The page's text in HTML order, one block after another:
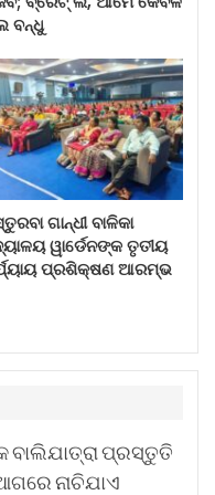
ସୈନୀକ
ଡେଟିଂ…
କ୍ଷୟକ୍ଷତି…
ମୂଳମନ୍ତ୍ର ପ୍ରଦାନ
ବରିଷ୍ଠ ନାଗରିକ
ଜୀବନ ବୀମା, ସ୍ଵାସ୍ଥ୍ୟ
ବନ୍ଧୁ
ଗାନ୍ଧୀ ବାଳିକା
ୱାର୍ଡେନଙ୍କ ତୃତୀୟ
ପ୍ରଶିକ୍ଷଣ ଆରମ୍ଭ
ବାଲିଯାତ୍ରା ପ୍ରସ୍ତୁତି
ନାଚିଯାଏ